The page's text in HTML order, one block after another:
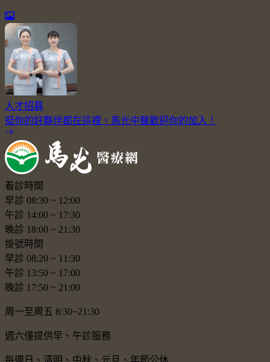
人才招募
挺你的好夥伴都在這裡，馬光中醫歡迎你的加入！
看診時間
早診 08:30 ~ 12:00
午診 14:00 ~ 17:30
晚診 18:00 ~ 21:30
掛號時間
早診 08:20 ~ 11:30
午診 13:50 ~ 17:00
晚診 17:50 ~ 21:00
周一至周五 8:30~21:30
週六僅提供早、午診服務
每週日、清明、中秋、元旦、年節公休